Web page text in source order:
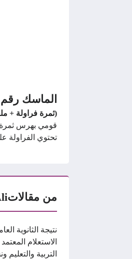
الماسك رقم ٢ ماسك الفراولة والعسل:
(ثمرة فراولة +
قومي بهرس
تحتوي الفراولة
من مقالات
الاستعلام
التربية